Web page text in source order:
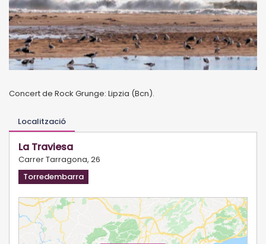
Concert de Rock Grunge: Lipzia (Bcn).
Localització
La Traviesa
Carrer Tarragona, 26
Torredembarra